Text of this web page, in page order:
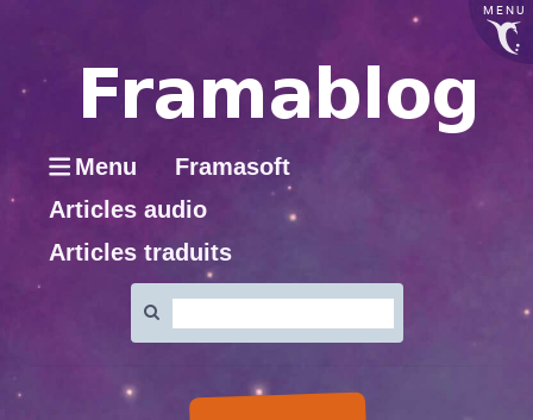
MENU
Menu
Framasoft
Articles audio
Articles traduits
: